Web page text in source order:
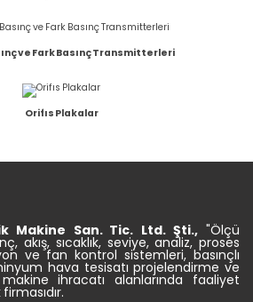
ve Fark Basınç Transmitterleri
Orifıs Plakalar
Makine San. Tic. Ltd. Şti., "Ölçü
akış, sıcaklık, seviye, analiz, proses
ve fan kontrol sistemleri, basınçlı
hava tesisatı projelendirme ve
ihracatı alanlarında faaliyet